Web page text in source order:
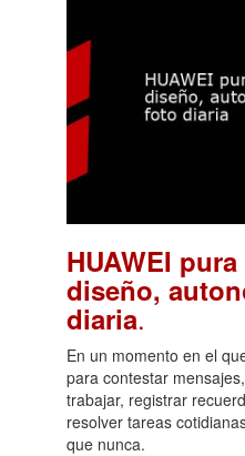
HUAWEI
diseño,
diaria.
En un momento en el
para contestar
trabajar, registrar
resolver tareas
que nunca.